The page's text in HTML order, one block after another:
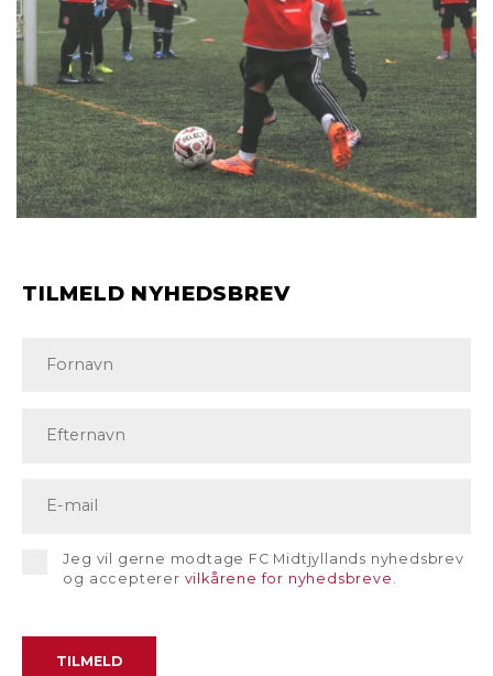
TILMELD NYHEDSBREV
Jeg vil gerne modtage FC Midtjyllands nyhedsbrev
og accepterer vilkårene for nyhedsbreve .